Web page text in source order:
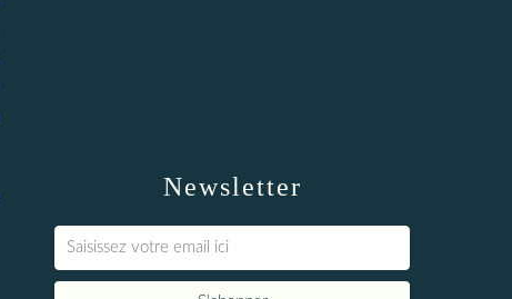
Newsletter